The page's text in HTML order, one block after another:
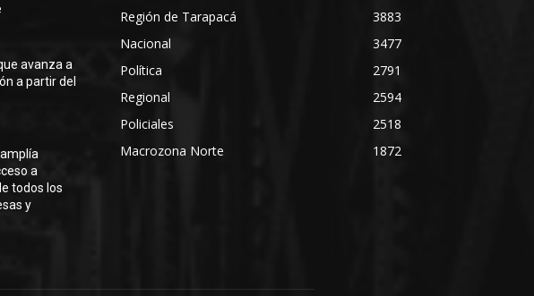
avanza a
a partir del
a
todos los
y
Región de Tarapacá
3883
Nacional
3477
Política
2791
Regional
2594
Policiales
2518
Macrozona Norte
1872